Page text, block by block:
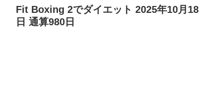
Fit Boxing 2でダイエット 2025年10月18
日 通算980日